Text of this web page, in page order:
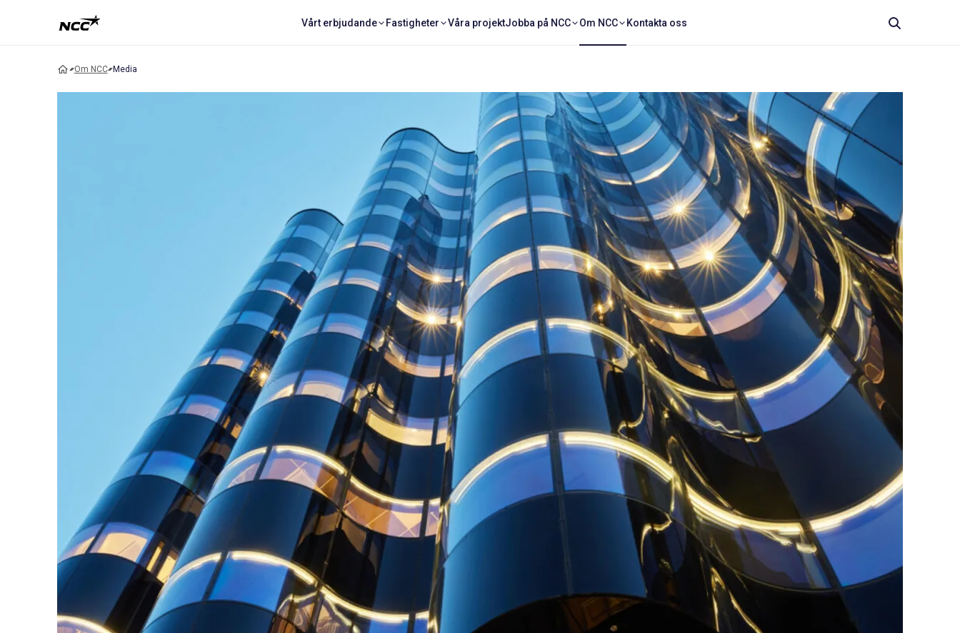
Vårt erbjudande Fastigheter Våra projektJobba på NCC Om NCC Kontakta oss
Om NCC Media